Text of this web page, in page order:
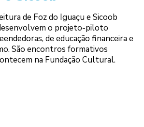
de Foz do Iguaçu e Sicoob
o projeto-piloto
de educação financeira e
São encontros formativos
na Fundação Cultural.